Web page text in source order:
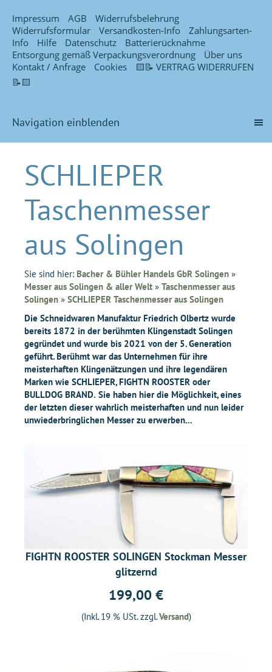
Impressum AGB
Widerrufsbelehrung
Widerrufsformular
Versandkosten-Info
Zahlungsarten-
Info
Hilfe Datenschutz
Batterierücknahme
Entsorgung gemäß Verpackungsverordnung
Über uns
Kontakt / Anfrage
Cookies
🟨📝 VERTRAG WIDERRUFEN
📝🟨
Navigation einblenden
SCHLIEPER
Taschenmesser
aus Solingen
Sie sind hier: Bacher & Bühler Handels GbR Solingen »
Messer aus Solingen & aller Welt » Taschenmesser aus
Solingen » SCHLIEPER Taschenmesser aus Solingen
Die Schneidwaren Manufaktur Friedrich Olbertz wurde
bereits 1872 in der berühmten Klingenstadt Solingen
gegründet und wurde bis 2021 von der 5. Generation
geführt. Berühmt war das Unternehmen für ihre
meisterhaften Klingenätzungen und ihre legendären
Marken wie SCHLIEPER, FIGHTN ROOSTER oder
BULLDOG BRAND. Sie haben hier die Möglichkeit, eines
der letzten dieser wahrlich meisterhaften und nun leider
unwiederbringlichen Messer zu erwerben...
FIGHTN ROOSTER SOLINGEN Stockman Messer
glitzernd
199,00 €
(Inkl. 19 % USt. zzgl.Versand)